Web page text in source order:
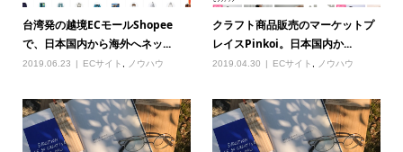
台湾発の越境ECモールShopee
で、日本国内から海外へネッ...
2019.06.23 ECサイト ノウハウ
クラフト商品販売のマーケットプ
レイスPinkoi。日本国内か...
2019.04.30 ECサイト ノウハウ